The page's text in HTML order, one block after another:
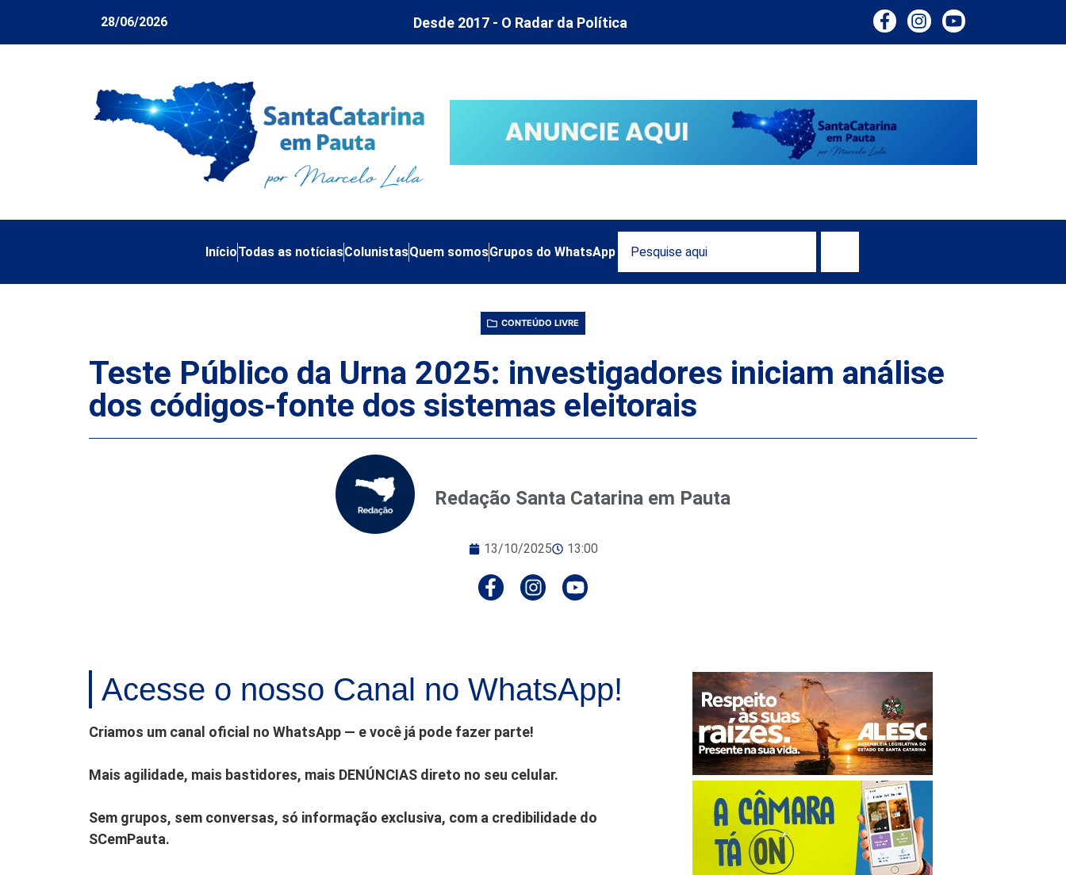
28/06/2026 Desde 2017 - O Radar da Política
InícioTodas as notíciasColunistasQuem somosGrupos do WhatsApp
CONTEÚDO LIVRE
Teste Público da Urna 2025: investigadores iniciam análise
dos códigos-fonte dos sistemas eleitorais
Redação Santa Catarina em Pauta
13/10/2025 13:00
Acesse o nosso Canal no WhatsApp!
Criamos um canal oficial no WhatsApp — e você já pode fazer parte!
Mais agilidade, mais bastidores, mais DENÚNCIAS direto no seu celular.
Sem grupos, sem conversas, só informação exclusiva, com a credibilidade do
SCemPauta.